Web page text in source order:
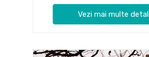
Vezi mai multe